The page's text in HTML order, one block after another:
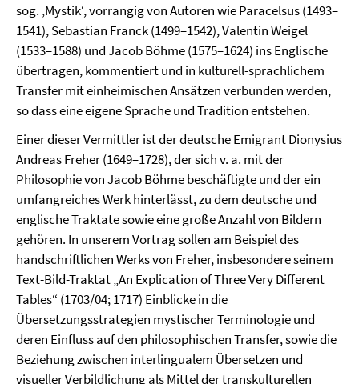
sog. ‚Mystik‘, vorrangig von Autoren wie Paracelsus (1493–
1541), Sebastian Franck (1499–1542), Valentin Weigel
(1533–1588) und Jacob Böhme (1575–1624) ins Englische
übertragen, kommentiert und in kulturell-sprachlichem
Transfer mit einheimischen Ansätzen verbunden werden,
so dass eine eigene Sprache und Tradition entstehen.
Einer dieser Vermittler ist der deutsche Emigrant Dionysius
Andreas Freher (1649–1728), der sich v. a. mit der
Philosophie von Jacob Böhme beschäftigte und der ein
umfangreiches Werk hinterlässt, zu dem deutsche und
englische Traktate sowie eine große Anzahl von Bildern
gehören. In unserem Vortrag sollen am Beispiel des
handschriftlichen Werks von Freher, insbesondere seinem
Text-Bild-Traktat „An Explication of Three Very Different
Tables“ (1703/04; 1717) Einblicke in die
Übersetzungsstrategien mystischer Terminologie und
deren Einfluss auf den philosophischen Transfer, sowie die
Beziehung zwischen interlingualem Übersetzen und
visueller Verbildlichung als Mittel der transkulturellen